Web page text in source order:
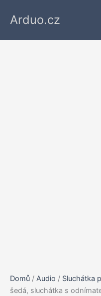
Arduo.cz
Domů / Audio / Sluchátka
šedá, sluchátka s